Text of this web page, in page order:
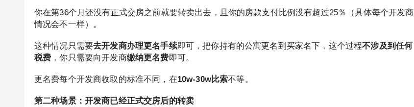
你在第36个月还没有正式交房之前就要转卖出去，且你的房款支付比例没有超过25％（具体每个开发商
情况会不一样）。
这种情况只需要去开发商办理更名手续即可，把你持有的公寓更名到买家名下，这个过程不涉及到任何
税费 ，你只需要向开发商缴纳更名费即可。
更名费每个开发商收取的标准不同，在10w-30w比索不等。
第二种场景：开发商已经正式交房后的转卖